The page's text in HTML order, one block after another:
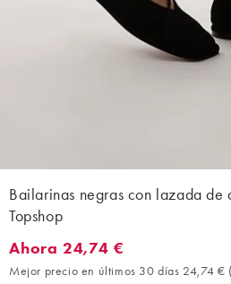
Bailarinas negras con lazada de
Topshop
Ahora 24,74 €. Mejor precio en
Ahora 24,74 €
Mejor precio en últimos 30 días 24,74 €